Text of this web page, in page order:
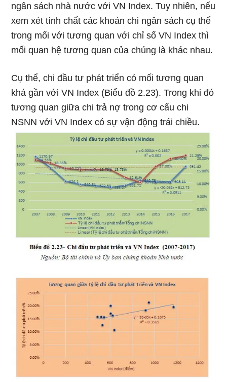
ngân sách nhà nước với VN Index. Tuy nhiên, nếu
xem xét tính chất các khoản chi ngân sách cụ thể
trong mối với tương quan với chỉ số VN Index thì
mối quan hệ tương quan của chúng là khác nhau.
Cụ thể, chi đầu tư phát triển có mối tương quan
khá gần với VN Index (Biểu đồ 2.23). Trong khi đó
tương quan giữa chi trả nợ trong cơ cấu chi
NSNN với VN Index có sự vận động trái chiều.